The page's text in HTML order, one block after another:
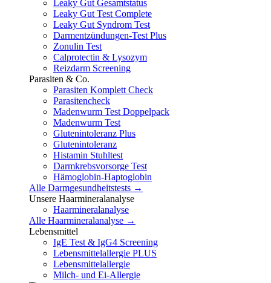
Leaky Gut Gesamtstatus
Leaky Gut Test Complete
Leaky Gut Syndrom Test
Darmentzündungen-Test Plus
Zonulin Test
Calprotectin & Lysozym
Reizdarm Screening
Parasiten & Co.
Parasiten Komplett Check
Parasitencheck
Madenwurm Test Doppelpack
Madenwurm Test
Glutenintoleranz Plus
Glutenintoleranz
Histamin Stuhltest
Darmkrebsvorsorge Test
Hämoglobin-Haptoglobin
Alle Darmgesundheitstests →
Unsere Haarmineralanalyse
Haarmineralanalyse
Alle Haarmineralanalyse →
Lebensmittel
IgE Test & IgG4 Screening
Lebensmittelallergie PLUS
Lebensmittelallergie
Milch- und Ei-Allergie